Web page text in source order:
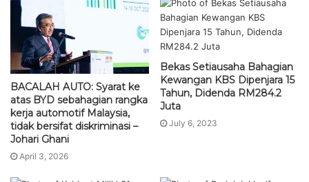
BACALAH AUTO: Syarat ke
atas BYD sebahagian rangka
kerja automotif Malaysia,
tidak bersifat diskriminasi –
Johari Ghani
April 3, 2026
Bekas Setiausaha Bahagian
Kewangan KBS Dipenjara 15
Tahun, Didenda RM284.2
Juta
July 6, 2023